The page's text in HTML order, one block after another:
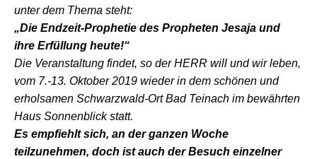
unter dem Thema steht:
„Die Endzeit-Prophetie des Propheten Jesaja und
ihre Erfüllung heute!“
Die Veranstaltung findet, so der HERR will und wir leben,
vom 7.-13. Oktober 2019 wieder in dem schönen und
erholsamen Schwarzwald-Ort Bad Teinach im bewährten
Haus Sonnenblick statt.
Es empfiehlt sich, an der ganzen Woche
teilzunehmen, doch ist auch der Besuch einzelner